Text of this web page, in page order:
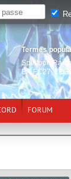
Termes
Splatoon
EA FC27,
FORUM